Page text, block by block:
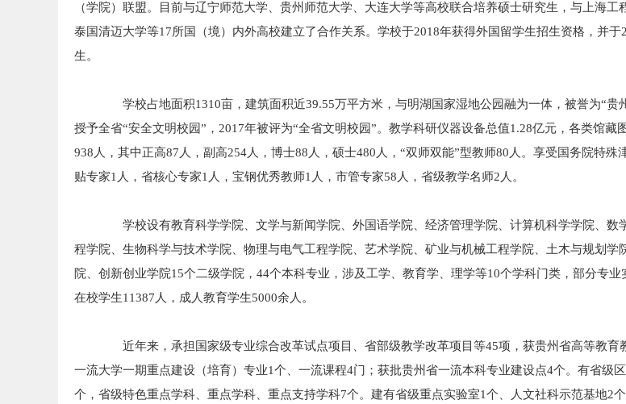
（学院）联盟。目前与辽宁师范大学、贵州师范大学、大连大学等高校联合培养硕士研究生，与上海工
泰国清迈大学等17所国（境）内外高校建立了合作关系。学校于2018年获得外国留学生招生资格，并于
生。
学校占地面积1310亩，建筑面积近39.55万平方米，与明湖国家湿地公园融为一体，被誉为“贵
授予全省“安全文明校园”，2017年被评为“全省文明校园”。教学科研仪器设备总值1.28亿元，各类馆藏
938人，其中正高87人，副高254人，博士88人，硕士480人，“双师双能”型教师80人。享受国务院特殊
贴专家1人，省核心专家1人，宝钢优秀教师1人，市管专家58人，省级教学名师2人。
学校设有教育科学学院、文学与新闻学院、外国语学院、经济管理学院、计算机科学学院、数
程学院、生物科学与技术学院、物理与电气工程学院、艺术学院、矿业与机械工程学院、土木与规划学
院、创新创业学院15个二级学院，44个本科专业，涉及工学、教育学、理学等10个学科门类，部分专业
在校学生11387人，成人教育学生5000余人。
近年来，承担国家级专业综合改革试点项目、省部级教学改革项目等45项，获贵州省高等教育
一流大学一期重点建设（培育）专业1个、一流课程4门；获批贵州省一流本科专业建设点4个。有省级
个，省级特色重点学科、重点学科、重点支持学科7个。建有省级重点实验室1个、人文社科示范基地2